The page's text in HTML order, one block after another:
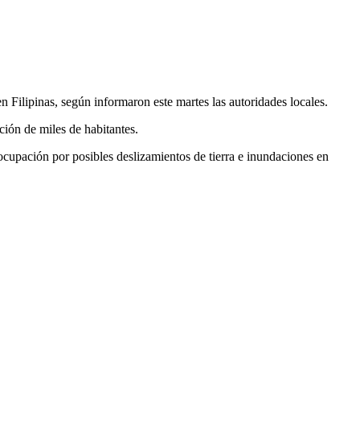
Filipinas, según informaron este martes las autoridades locales.
de miles de habitantes.
por posibles deslizamientos de tierra e inundaciones en